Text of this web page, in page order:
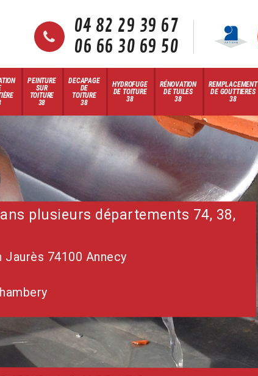
04 82 29 39 67
06 66 30 69 50
PEINTURE
SUR
TOITURE
38
DECAPAGE
DE
TOITURE
38
HYDROFUGE
DE TOITURE
38
RÉNOVATION
DE TUILES
38
REMPLACEMENT
DE GOUTTIERES
38
plusieurs départements 74, 38,
Jaurès 74100 Annecy